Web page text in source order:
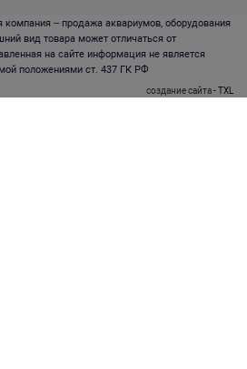
компания – продажа аквариумов, оборудования
вид товара может отличаться от
на сайте информация не является
положениями ст. 437 ГК РФ
создание сайта- TXL